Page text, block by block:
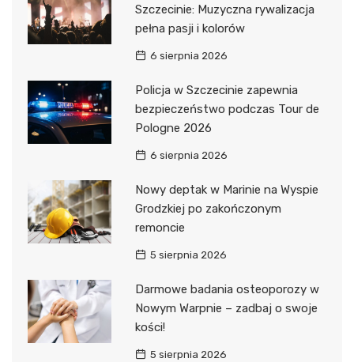
Szczecinie: Muzyczna rywalizacja
pełna pasji i kolorów
6 sierpnia 2026
Policja w Szczecinie zapewnia
bezpieczeństwo podczas Tour de
Pologne 2026
6 sierpnia 2026
Nowy deptak w Marinie na Wyspie
Grodzkiej po zakończonym
remoncie
5 sierpnia 2026
Darmowe badania osteoporozy w
Nowym Warpnie – zadbaj o swoje
kości!
5 sierpnia 2026